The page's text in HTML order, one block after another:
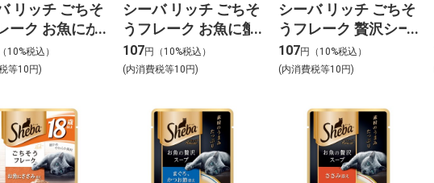
リッチ ごちそ
ーク お魚にか
添え 35g
10%税込）
等10円)
シーバ リッチ ごちそ
うフレーク お魚に蟹
かま添え 35g
107円（10%税込）
(内消費税等10円)
シーバ リッチ ごちそ
うフレーク 贅沢シー
フードミックス まぐ
ろ・蟹かま入り 35g
107円（10%税込）
(内消費税等10円)